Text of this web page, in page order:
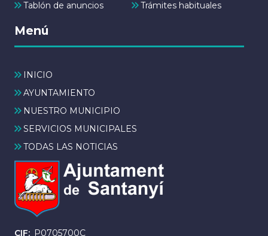
Tablón de anuncios
Trámites habituales
Menú
INICIO
AYUNTAMIENTO
NUESTRO MUNICIPIO
SERVICIOS MUNICIPALES
TODAS LAS NOTICIAS
CIF P0705700C